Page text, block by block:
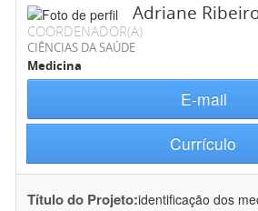
Adriane
COORDENADOR(A)
CIÊNCIAS DA SAÚDE
Medicina
E-mail
Currículo
Título do Projeto:identificação dos